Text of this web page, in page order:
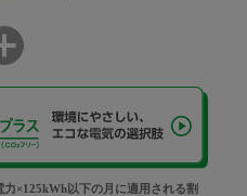
×125kWh以下の月に適用される割